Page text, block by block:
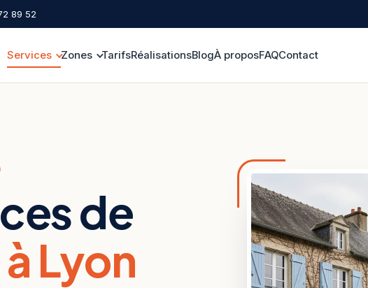
89 52
Services Zones TarifsRéalisationsBlogÀ proposFAQContact
de
à Lyon